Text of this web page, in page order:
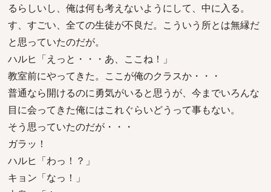
るらしいし、俺は何も考えないようにして、中に入る。
す、すごい、全ての生徒が不良だ。こういう所とは無縁だ
と思っていたのだが。
ハルヒ「えっと・・・あ、ここね！」
教室前にやってきた。ここが俺のクラスか・・・
普通なら開けるのに勇気がいると思うが、今までいろんな
目に会ってきた俺にはこれぐらいどうって事もない。
そう思っていたのだが・・・
ガラッ！
ハルヒ「わっ！？」
キョン「なっ！」